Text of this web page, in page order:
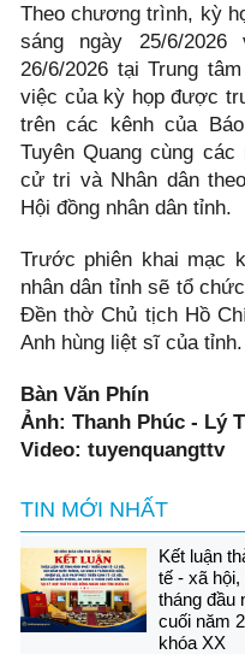
Theo chương trình, kỳ
sáng ngày 25/6/
26/6/2026 tại Trung
việc của kỳ họp được
trên các kênh của
Tuyên Quang cùng
cử tri và Nhân dân
Hội đồng nhân dân tỉnh.
Trước phiên khai mạc
nhân dân tỉnh sẽ tổ
Đền thờ Chủ tịch Hồ
Anh hùng liệt sĩ của tỉnh.
Bàn Văn Phín
Ảnh: Thanh Phúc - Lý
Video: tuyenquangttv
TIN MỚI NHẤT
Kết luận
tế - xã hội,
tháng đầu
cuối năm
khóa XX